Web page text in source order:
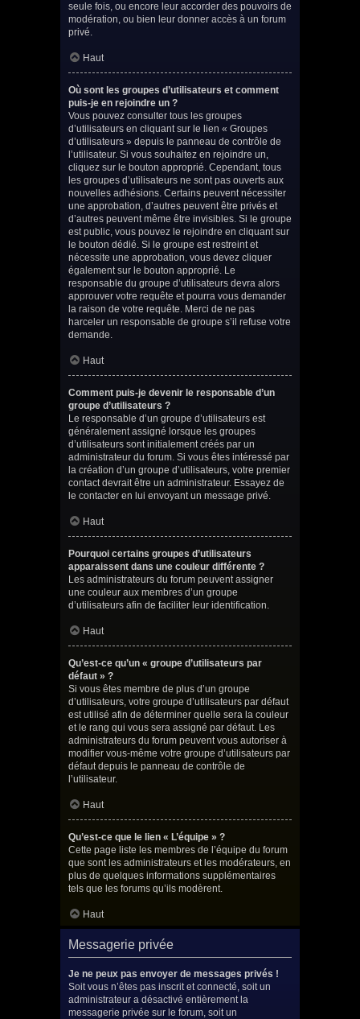
seule fois, ou encore leur accorder des pouvoirs de
modération, ou bien leur donner accès à un forum
privé.
Haut
Où sont les groupes d’utilisateurs et comment
puis-je en rejoindre un ?
Vous pouvez consulter tous les groupes
d’utilisateurs en cliquant sur le lien « Groupes
d’utilisateurs » depuis le panneau de contrôle de
l’utilisateur. Si vous souhaitez en rejoindre un,
cliquez sur le bouton approprié. Cependant, tous
les groupes d’utilisateurs ne sont pas ouverts aux
nouvelles adhésions. Certains peuvent nécessiter
une approbation, d’autres peuvent être privés et
d’autres peuvent même être invisibles. Si le groupe
est public, vous pouvez le rejoindre en cliquant sur
le bouton dédié. Si le groupe est restreint et
nécessite une approbation, vous devez cliquer
également sur le bouton approprié. Le
responsable du groupe d’utilisateurs devra alors
approuver votre requête et pourra vous demander
la raison de votre requête. Merci de ne pas
harceler un responsable de groupe s’il refuse votre
demande.
Haut
Comment puis-je devenir le responsable d’un
groupe d’utilisateurs ?
Le responsable d’un groupe d’utilisateurs est
généralement assigné lorsque les groupes
d’utilisateurs sont initialement créés par un
administrateur du forum. Si vous êtes intéressé par
la création d’un groupe d’utilisateurs, votre premier
contact devrait être un administrateur. Essayez de
le contacter en lui envoyant un message privé.
Haut
Pourquoi certains groupes d’utilisateurs
apparaissent dans une couleur différente ?
Les administrateurs du forum peuvent assigner
une couleur aux membres d’un groupe
d’utilisateurs afin de faciliter leur identification.
Haut
Qu’est-ce qu’un « groupe d’utilisateurs par
défaut » ?
Si vous êtes membre de plus d’un groupe
d’utilisateurs, votre groupe d’utilisateurs par défaut
est utilisé afin de déterminer quelle sera la couleur
et le rang qui vous sera assigné par défaut. Les
administrateurs du forum peuvent vous autoriser à
modifier vous-même votre groupe d’utilisateurs par
défaut depuis le panneau de contrôle de
l’utilisateur.
Haut
Qu’est-ce que le lien « L’équipe » ?
Cette page liste les membres de l’équipe du forum
que sont les administrateurs et les modérateurs, en
plus de quelques informations supplémentaires
tels que les forums qu’ils modèrent.
Haut
Messagerie privée
Je ne peux pas envoyer de messages privés !
Soit vous n’êtes pas inscrit et connecté, soit un
administrateur a désactivé entièrement la
messagerie privée sur le forum, soit un